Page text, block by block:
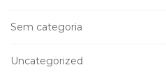
Sem categoria
Uncategorized